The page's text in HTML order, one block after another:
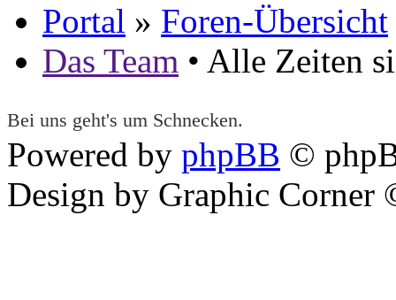
Portal » Foren-Übersicht
Das Team • Alle Zeiten
Bei uns geht's um Schnecken.
Powered by phpBB ©
Design by Graphic Corner